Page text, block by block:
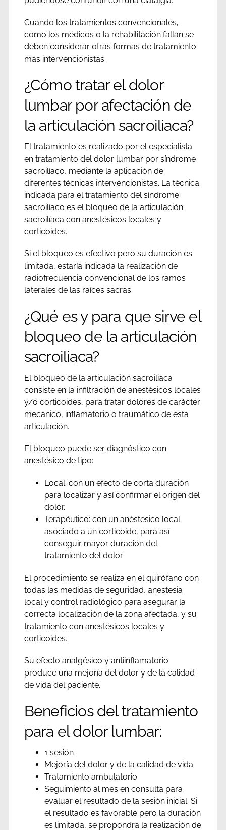
Cuando los tratamientos convencionales,
como los médicos o la rehabilitación fallan se
deben considerar otras formas de tratamiento
más intervencionistas.
¿Cómo tratar el dolor
lumbar por afectación de
la articulación sacroiliaca?
El tratamiento es realizado por el especialista
en tratamiento del dolor lumbar por síndrome
sacroilíaco, mediante la aplicación de
diferentes técnicas intervencionistas. La técnica
indicada para el tratamiento del síndrome
sacroilíaco es el bloqueo de la articulación
sacroilíaca con anestésicos locales y
corticoides.
Si el bloqueo es efectivo pero su duración es
limitada, estaría indicada la realización de
radiofrecuencia convencional de los ramos
laterales de las raíces sacras.
¿Qué es y para que sirve el
bloqueo de la articulación
sacroiliaca?
El bloqueo de la articulación sacroiliaca
consiste en la infiltración de anestésicos locales
y/o corticoides, para tratar dolores de carácter
mecánico, inflamatorio o traumático de esta
articulación.
El bloqueo puede ser diagnóstico con
anestésico de tipo:
Local: con un efecto de corta duración
para localizar y así confirmar el origen del
dolor.
Terapéutico: con un anéstesico local
asociado a un corticoide, para así
conseguir mayor duración del
tratamiento del dolor.
El procedimiento se realiza en el quirófano con
todas las medidas de seguridad, anestesia
local y control radiológico para asegurar la
correcta localización de la zona afectada, y su
tratamiento con anestésicos locales y
corticoides.
Su efecto analgésico y antiinflamatorio
produce una mejoría del dolor y de la calidad
de vida del paciente.
Beneficios del tratamiento
para el dolor lumbar:
1 sesión
Mejoría del dolor y de la calidad de vida
Tratamiento ambulatorio
Seguimiento al mes en consulta para
evaluar el resultado de la sesión inicial. Si
el resultado es favorable pero la duración
es limitada, se propondrá la realización de